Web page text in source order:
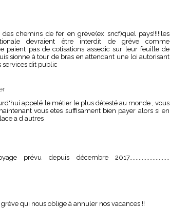
chemins de fer en grève(ex sncf)quel pays!!!!!les
devraient être interdit de grève comme
paient pas de cotisations assedic sur leur feuille de
à tour de bras en attendant une loi autorisant
services dit public
appelé le métier le plus détesté au monde , vous
vous etes suffisament bien payer alors si en
a d autres
depuis décembre 2017..........................
qui nous oblige à annuler nos vacances !!